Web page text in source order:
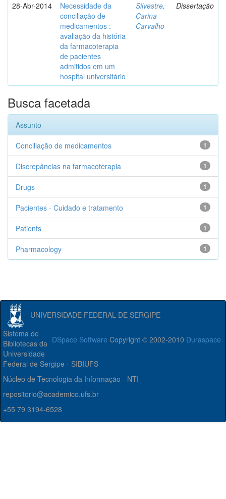
28-Abr-2014
Necessidade da
conciliação de
medicamentos :
avaliação da história
da farmacoterapia
de pacientes
admitidos em um
hospital universitário
Silvestre,
Carina
Carvalho
Dissertação
Busca facetada
Assunto
1
Conciliação de medicamentos
1
Discrepâncias na farmacoterapia
1
Drugs
1
Pacientes - Cuidado e tratamento
1
Patients
1
Pharmacology
UNIVERSIDADE FEDERAL DE SERGIPE
DSpace Software Copyright © 2002-2010 Duraspace
Sistema de
Bibliotecas da
Universidade
Federal de Sergipe - SIBIUFS
Núcleo de Tecnologia da Informação - NTI
repositorio@academico.ufs.br
+55 79 3194-6528